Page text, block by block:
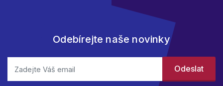
Odebírejte naše novinky